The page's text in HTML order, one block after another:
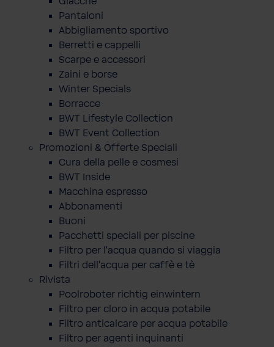
Pantaloni
Abbigliamento sportivo
Berretti e cappelli
Scarpe e accessori
Zaini e borse
Winter Specials
Borracce
BWT Lifestyle Collection
BWT Event Collection
Promozioni & Offerte Speciali
Cura della pelle e cosmesi
BWT Inside
Macchina espresso
Abbonamenti
Buoni
Pacchetti speciali per piscine
Filtro per l'acqua quando si viaggia
Filtri dell'acqua per caffè e tè
Rivista
Poolroboter richtig einwintern
Filtro per cloro in acqua potabile
Filtro anticalcare per acqua potabile
Filtro per agenti inquinanti